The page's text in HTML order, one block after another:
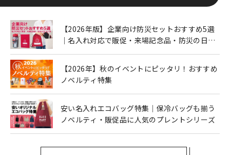
【2026年版】企業向け防災セットおすすめ5選
｜名入れ対応で販促・来場記念品・防災の日に
【2026年】秋のイベントにピッタリ！おすすめ
ノベルティ特集
安い名入れエコバッグ特集｜保冷バッグも揃う
ノベルティ・販促品に人気のプレントシリーズ